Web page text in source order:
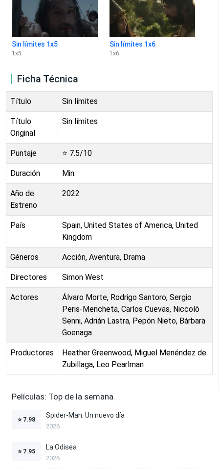
Sin límites 1x5
1 x5
Sin límites 1x6
1 x6
Ficha Técnica
Título Sin límites
Título
Original
Sin límites
Puntaje ⭐ 7.5/10
Duración Min.
Año de
Estreno
2022
País
Spain, United States of America, United
Kingdom
Géneros Acción, Aventura, Drama
Directores Simon West
Actores
Álvaro Morte, Rodrigo Santoro, Sergio
Peris-Mencheta, Carlos Cuevas, Niccolò
Senni, Adrián Lastra, Pepón Nieto, Bárbara
Goenaga
Productores
Heather Greenwood, Miguel Menéndez de
Zubillaga, Leo Pearlman
Películas: Top de la semana
⭐ 7.98
Spider-Man: Un nuevo día
2026
⭐ 7.95
La Odisea
2026